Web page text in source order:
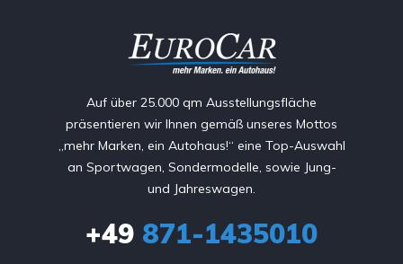
Auf über 25.000 qm Ausstellungsfläche
präsentieren wir Ihnen gemäß unseres Mottos
„mehr Marken, ein Autohaus!“ eine Top-Auswahl
an Sportwagen, Sondermodelle, sowie Jung-
und Jahreswagen.
+49 871-1435010